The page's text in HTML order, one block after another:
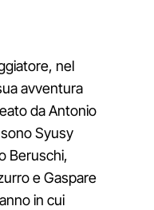
nel
avventura
da Antonio
sono Syusy
Beruschi,
e Gaspare
in cui